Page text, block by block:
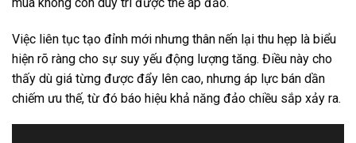
Việc liên tục tạo đỉnh mới nhưng thân nến lại thu hẹp là biểu
hiện rõ ràng cho sự suy yếu động lượng tăng. Điều này cho
thấy dù giá từng được đẩy lên cao, nhưng áp lực bán dần
chiếm ưu thế, từ đó báo hiệu khả năng đảo chiều sắp xảy ra.